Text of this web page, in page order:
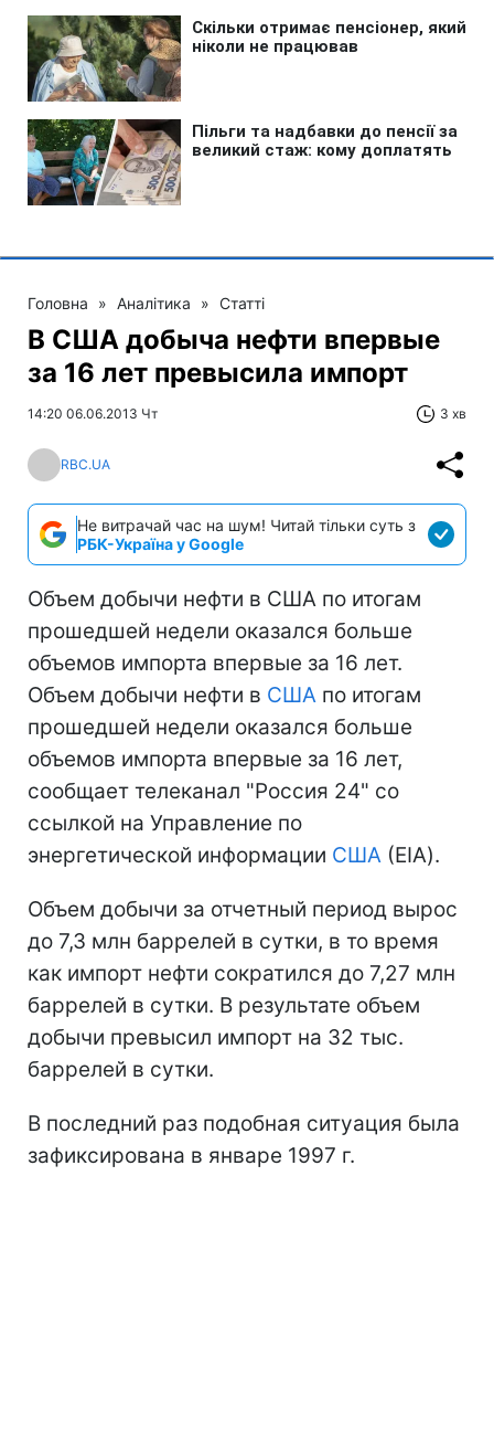
Головна » Аналітика » Статті
В США добыча нефти впервые
за 16 лет превысила импорт
14:20 06.06.2013 Чт 3 хв
RBC.UA
Не витрачай час на шум! Читай тільки суть з
РБК-Україна у Google
Объем добычи нефти в США по итогам
прошедшей недели оказался больше
объемов импорта впервые за 16 лет.
Объем добычи нефти в США по итогам
прошедшей недели оказался больше
объемов импорта впервые за 16 лет,
сообщает телеканал "Россия 24" со
ссылкой на Управление по
энергетической информации США (EIA).
Объем добычи за отчетный период вырос
до 7,3 млн баррелей в сутки, в то время
как импорт нефти сократился до 7,27 млн
баррелей в сутки. В результате объем
добычи превысил импорт на 32 тыс.
баррелей в сутки.
В последний раз подобная ситуация была
зафиксирована в январе 1997 г.